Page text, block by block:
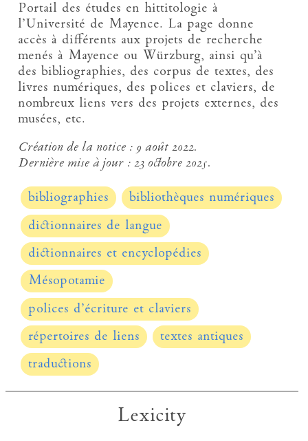
Portail des études en hittitologie à
l’Université de Mayence. La page donne
accès à différents aux projets de recherche
menés à Mayence ou Würzburg, ainsi qu’à
des bibliographies, des corpus de textes, des
livres numériques, des polices et claviers, de
nombreux liens vers des projets externes, des
musées, etc.
Création de la notice : 9 août 2022.
Dernière mise à jour :23 octobre 2025.
bibliographies
bibliothèques numériques
dictionnaires de langue
dictionnaires et encyclopédies
Mésopotamie
polices d’écriture et claviers
répertoires de liens
textes antiques
traductions
Lexicity